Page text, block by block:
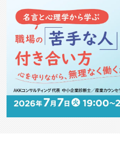
RECRUIT
クリエイター求人を探す
CREATIVE JOB求人検索
特集求人
採用説明会
転職支援サービス
スキルアップしたい！